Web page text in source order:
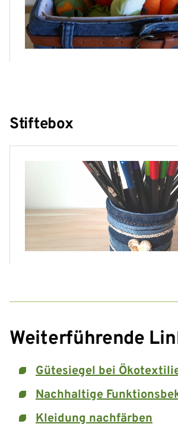
Stiftebox
Weiterführende
Gütesiegel bei
Nachhaltige
Kleidung nachfärben